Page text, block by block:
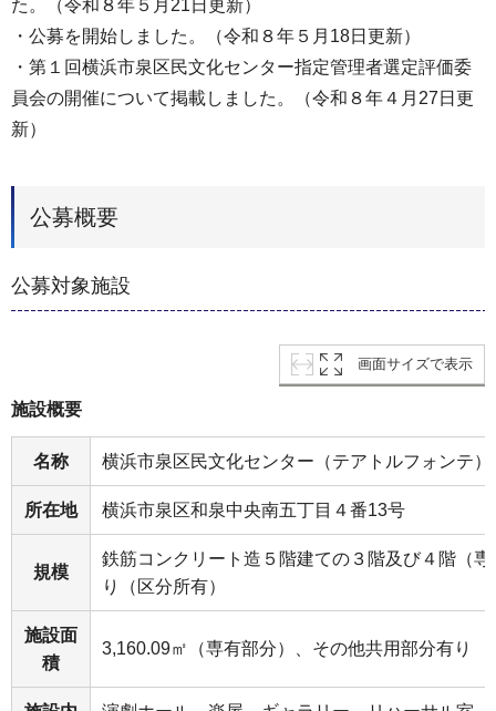
た。（令和８年５月21日更新）
・公募を開始しました。（令和８年５月18日更新）
・第１回横浜市泉区民文化センター指定管理者選定評価委
員会の開催について掲載しました。（令和８年４月27日更
新）
公募概要
公募対象施設
画面サイズで表示
施設概要
名称 横浜市泉区民文化センター（テアトルフォンテ）
所在地 横浜市泉区和泉中央南五丁目４番13号
規模
鉄筋コンクリート造５階建ての３階及び４階（
り（区分所有）
施設面
積
3,160.09㎡（専有部分）、その他共用部分有り